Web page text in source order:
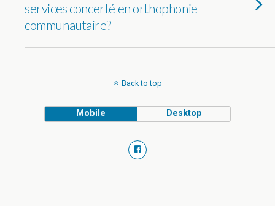
services concerté en orthophonie
communautaire?
Back to top
Mobile Desktop